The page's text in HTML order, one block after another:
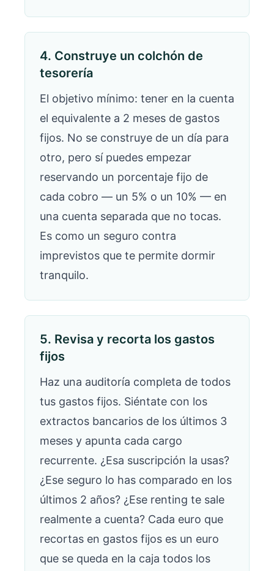
4. Construye un colchón de
tesorería
El objetivo mínimo: tener en la cuenta
el equivalente a 2 meses de gastos
fijos. No se construye de un día para
otro, pero sí puedes empezar
reservando un porcentaje fijo de
cada cobro — un 5% o un 10% — en
una cuenta separada que no tocas.
Es como un seguro contra
imprevistos que te permite dormir
tranquilo.
5. Revisa y recorta los gastos
fijos
Haz una auditoría completa de todos
tus gastos fijos. Siéntate con los
extractos bancarios de los últimos 3
meses y apunta cada cargo
recurrente. ¿Esa suscripción la usas?
¿Ese seguro lo has comparado en los
últimos 2 años? ¿Ese renting te sale
realmente a cuenta? Cada euro que
recortas en gastos fijos es un euro
que se queda en la caja todos los